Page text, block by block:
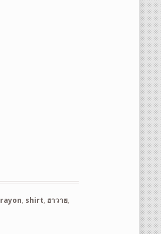
rayon, shirt, ฮาวาย,